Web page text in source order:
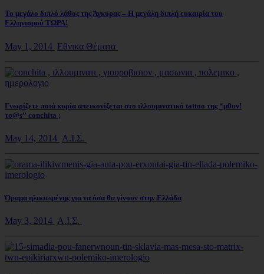
Το μεγάλο διπλό λάθος της Άγκυρας – Η μεγάλη διπλή ευκαιρία του
Ελληνισμού ΤΩΡΑ!
May 1, 2014 Εθνικα Θέματα
Γνωρίζετε ποιά κυρία απεικονίζεται στο ιλλουμινατικό tattoo της “μ0υν!
τσ@s” conchita ;
May 14, 2014 Α.Ι.Σ.
Όραμα ηλικιωμένης για τα όσα θα γίνουν στην Ελλάδα
May 3, 2014 Α.Ι.Σ.